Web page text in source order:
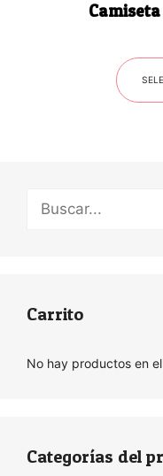
Carrito
No hay productos en
Categorías del